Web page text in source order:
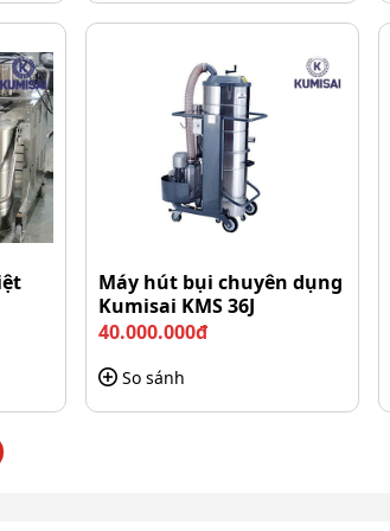
công nghiệp
DQC Tech
bộ linh kiệnMáy hút bụi chuyên dụng
Kumisai KMS 36J
40.000.000đ
So sánh